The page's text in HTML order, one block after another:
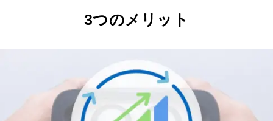
3つのメリット